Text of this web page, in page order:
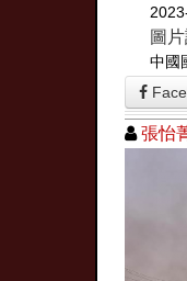
圖
中國
張怡